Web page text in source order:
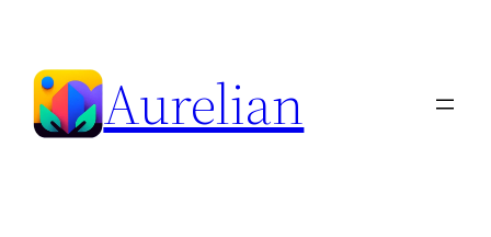
content
Aurelian